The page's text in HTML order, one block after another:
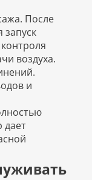
После
запуск
воздуха.
и
дает